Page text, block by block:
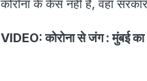
कोरोना के केस नहीं हैं, वहां
VIDEO: कोरोना से जंग : मुंबई